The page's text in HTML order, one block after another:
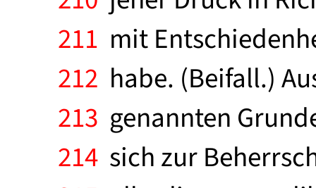
211 mit
212 habe. (Beifall.)
213 genannten
214 sich zur